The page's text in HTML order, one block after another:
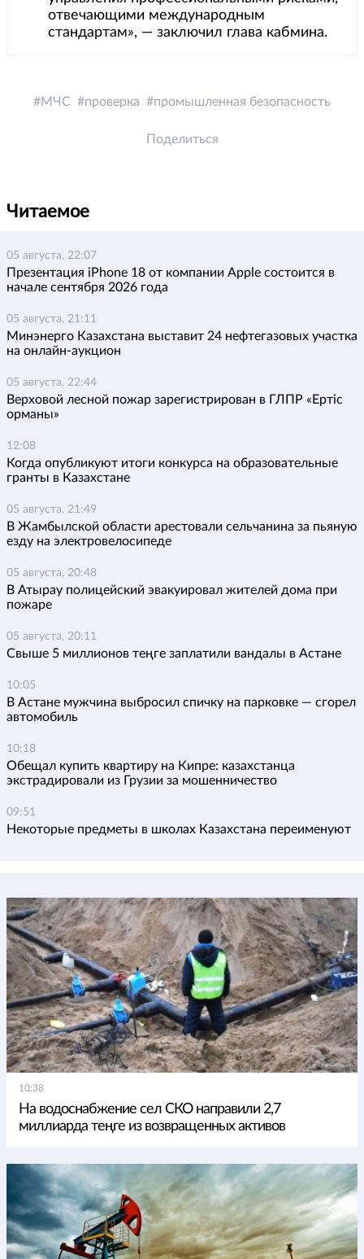
отвечающими международным
стандартам», — заключил глава кабмина.
МЧС проверка промышленная безопасность
Поделиться
Читаемое
05 августа, 22:07
Презентация iPhone 18 от компании Apple состоится в
начале сентября 2026 года
05 августа, 21:11
Минэнерго Казахстана выставит 24 нефтегазовых участка
на онлайн-аукцион
05 августа, 22:44
Верховой лесной пожар зарегистрирован в ГЛПР «Ертіс
орманы»
12:08
Когда опубликуют итоги конкурса на образовательные
гранты в Казахстане
05 августа, 21:49
В Жамбылской области арестовали сельчанина за пьяную
езду на электровелосипеде
05 августа, 20:48
В Атырау полицейский эвакуировал жителей дома при
пожаре
05 августа, 20:11
Свыше 5 миллионов теңге заплатили вандалы в Астане
10:05
В Астане мужчина выбросил спичку на парковке — сгорел
автомобиль
10:18
Обещал купить квартиру на Кипре: казахстанца
экстрадировали из Грузии за мошенничество
09:51
Некоторые предметы в школах Казахстана переименуют
10:38
На водоснабжение сел СКО направили 2,7
миллиарда теңге из возвращенных активов